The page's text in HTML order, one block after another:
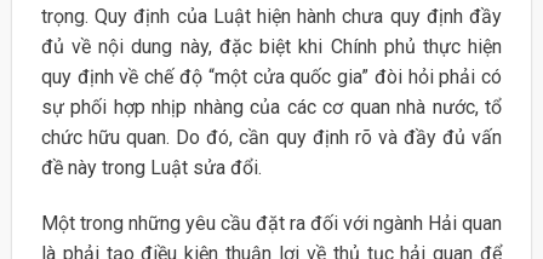
trọng. Quy định của Luật hiện hành chưa quy định đầy
đủ về nội dung này, đặc biệt khi Chính phủ thực hiện
quy định về chế độ “một cửa quốc gia” đòi hỏi phải có
sự phối hợp nhịp nhàng của các cơ quan nhà nước, tổ
chức hữu quan. Do đó, cần quy định rõ và đầy đủ vấn
đề này trong Luật sửa đổi.
Một trong những yêu cầu đặt ra đối với ngành Hải quan
là phải tạo điều kiện thuận lợi về thủ tục hải quan để